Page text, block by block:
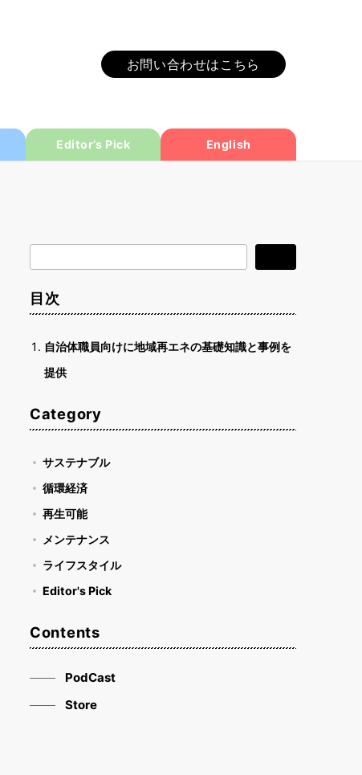
お問い合わせはこちら
Editor’s Pick English
索
目次
自治体職員向けに地域再エネの基礎知識と事例を
提供
Category
サステナブル
循環経済
再生可能
メンテナンス
ライフスタイル
Editor's Pick
Contents
PodCast
Store